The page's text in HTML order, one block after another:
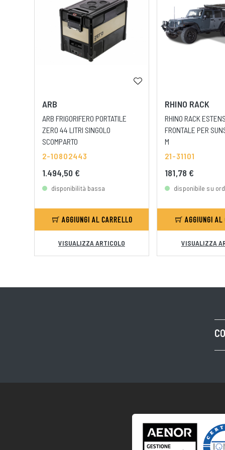
ARB
ARB FRIGORIFERO PORTATILE
ZERO 44 LITRI SINGOLO
SCOMPARTO
2-10802443
1.494,50 €
disponibilità bassa
AGGIUNGI AL CARRELLO
VISUALIZZA ARTICOLO
RHINO RACK
RHINO RACK
FRONTALE PER
M
21-31101
181,78 €
disponibile su
AGGIUNGI AL
VISUALIZZA